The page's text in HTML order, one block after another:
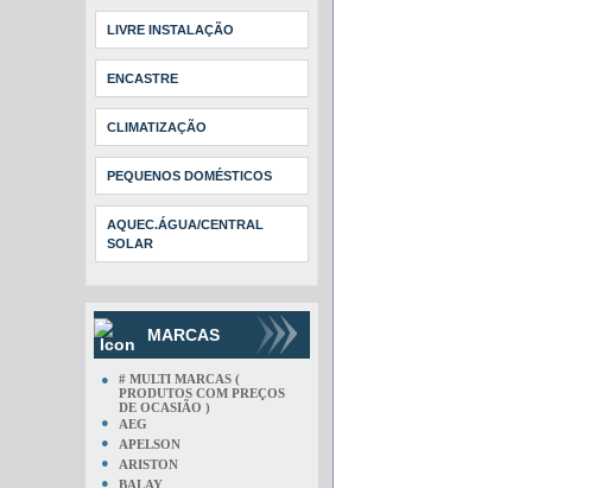
LIVRE INSTALAÇÃO
ENCASTRE
CLIMATIZAÇÃO
PEQUENOS DOMÉSTICOS
AQUEC.ÁGUA/CENTRAL
SOLAR
MARCAS
●
# MULTI MARCAS (
PRODUTOS COM PREÇOS
DE OCASIÃO )
●
AEG
●
APELSON
●
ARISTON
●
BALAY